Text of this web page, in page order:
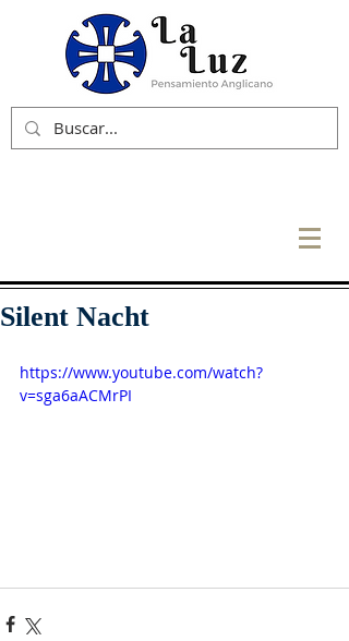
Silent Nacht
https://www.youtube.com/watch?
v=sga6aACMrPI